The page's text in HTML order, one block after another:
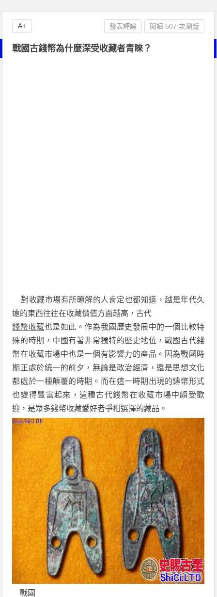
戰國古錢幣為什麼深受收藏者青睞？
對收藏市場有所瞭解的人肯定也都知道，越是年代久
遠的東西往往在收藏價值方面越高，古代
錢幣收藏也是如此。作為我國歷史發展中的一個比較特
殊的時期，中國有著非常獨特的歷史地位，戰國古代錢
幣在收藏市場中也是一個有影響力的產品。因為戰國時
期正處於統一的前夕，無論是政治經濟，還是思想文化
都處於一種顛覆的時期。而在這一時期出現的鑄幣形式
也變得豐富起來，這種古代錢幣在收藏市場中頗受歡
迎，是眾多錢幣收藏愛好者爭相選擇的藏品。
戰國
發表評論 閱讀 507 次瀏覽
A+